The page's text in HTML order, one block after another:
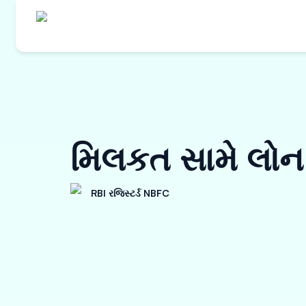
મિલકત સામે
RBI રજિસ્ટર્ડ NBFC